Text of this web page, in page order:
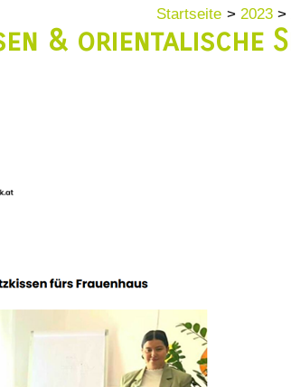
Startseite 2023
& orientalische